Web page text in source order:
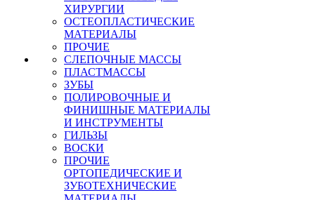
ХИРУРГИИ
ОСТЕОПЛАСТИЧЕСКИЕ
МАТЕРИАЛЫ
ПРОЧИЕ
СЛЕПОЧНЫЕ МАССЫ
ПЛАСТМАССЫ
ЗУБЫ
ПОЛИРОВОЧНЫЕ И
ФИНИШНЫЕ МАТЕРИАЛЫ
И ИНСТРУМЕНТЫ
ГИЛЬЗЫ
ВОСКИ
ПРОЧИЕ
ОРТОПЕДИЧЕСКИЕ И
ЗУБОТЕХНИЧЕСКИЕ